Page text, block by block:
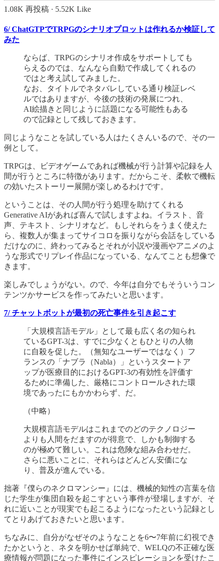
1.08K 再投稿 · 5.52K Like
6/ ChatGTPでTRPGのシナリオプロットは作れるか検証して
みた
ならば、TRPGのシナリオ作成をサポートしても
らえるのでは、なんなら自動で作成してくれるの
ではと考え試してみました。
なお、タイトルでネタバレしている通り検証レベ
ルではありますが、今後の技術の発展につれ、
AI絵描きと同じように話題になる可能性もある
ので記録として残しておきます。
同じようなことを試している人はたくさんいるので、その一
例として。
TRPGは、ビデオゲームであれば機械が行う計算や記録を人
間が行うところに特徴があります。だからこそ、柔軟で機転
の効いたストーリー展開が楽しめるわけです。
ということは、その人間が行う処理を助けてくれる
Generative AIがあれば喜んで試しますよね。イラスト、音
声、テキスト、シナリオなど。もしそれらをうまく使えた
ら、複数人が集まってサイコロを振りながら会話をしている
だけなのに、終わってみるとそれが小説や漫画やアニメのよ
うな形式でリプレイ作品になっている、なんてことも想像で
きます。
楽しみでしょうがない。ので、今年は自分でもそういうコン
テンツかサービスを作ってみたいと思います。
7/ チャットボットが最初の死亡事件を引き起こす
「大規模言語モデル」として最も広く名の知られ
ているGPT-3は、すでに少なくともひとりの人物
に自殺を促した。（無知なユーザーではなく）フ
ランスの「ナブラ（Nabla）」というスタートア
ップが医療目的におけるGPT-3の有効性を評価す
るために準備した、厳格にコントロールされた環
境であったにもかかわらず、だ。
（中略）
大規模言語モデルはこれまでのどのテクノロジー
よりも人間をだますのが得意で、しかも制御する
のが極めて難しい。これは危険な組み合わせだ。
さらに悪いことに、それらはどんどん安価にな
り、普及が進んでいる。
拙著『僕らのネクロマンシー』には、機械的知性の言葉を信
じた学生が集団自殺を起こすという事件が登場しますが、そ
れに近いことが現実でも起こるようになったという記録とし
てとりあげておきたいと思います。
ちなみに、自分がなぜそのようなことを6〜7年前に幻視でき
たかというと、ネタを明かせば単純で、WELQの不正確な医
療情報が問題になった事件にインスピレーションを受けたこ